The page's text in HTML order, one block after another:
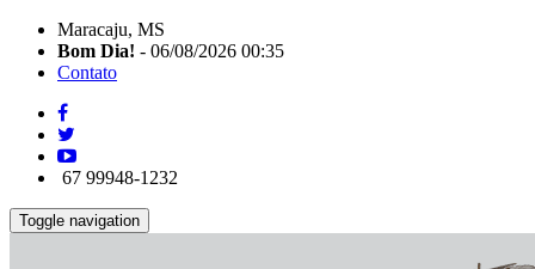
Maracaju, MS
Bom Dia! - 06/08/2026 00:35
Contato
67 99948-1232
Toggle navigation